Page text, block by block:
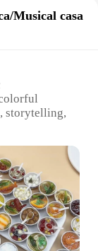
Musical casa
storytelling,
furniture
and